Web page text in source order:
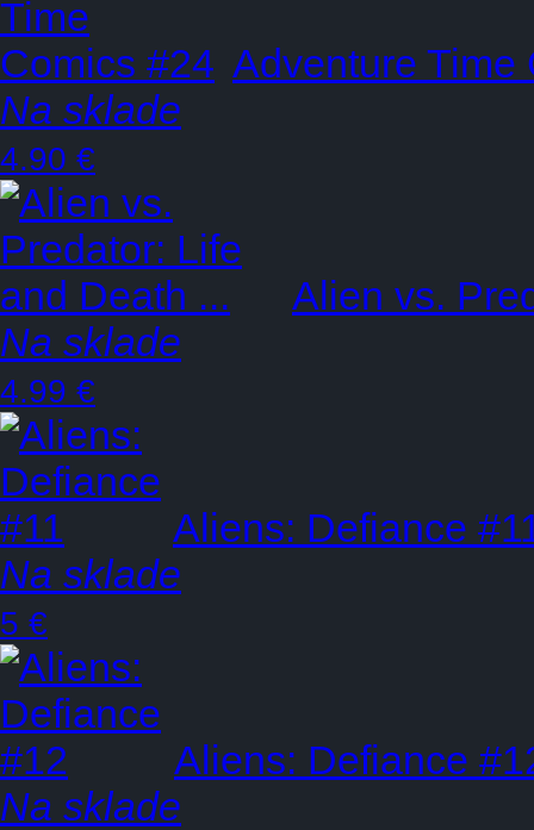
Adventure Time
Na sklade
4.90 €
Alien vs.
Na sklade
4.99 €
Aliens: Defiance
Na sklade
5 €
Aliens: Defiance
Na sklade